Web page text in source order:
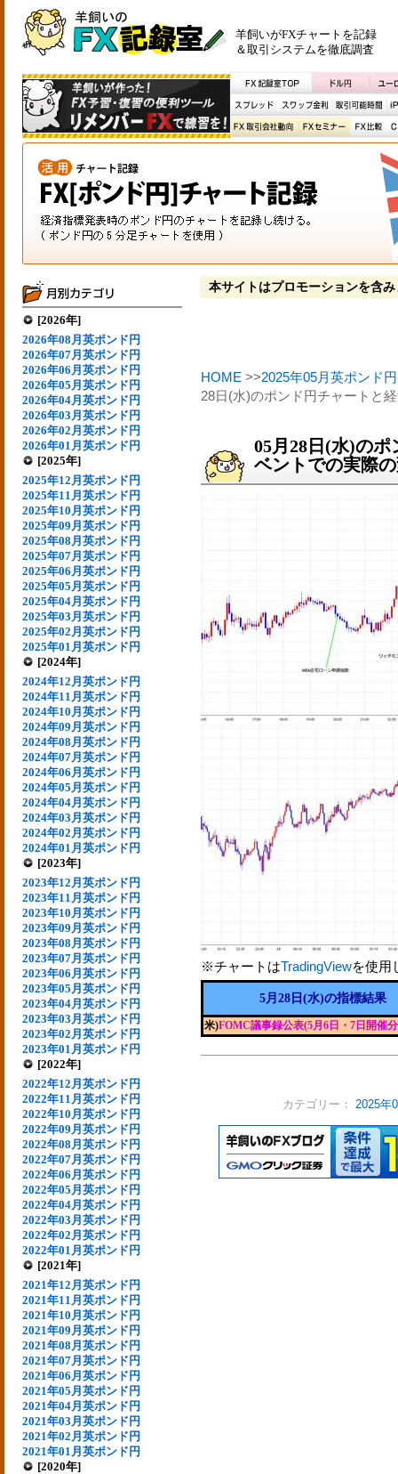
羊飼いがFXチャートを記録
＆取引システムを徹底調査
[2026年]
2026年08月英ポンド円
2026年07月英ポンド円
2026年06月英ポンド円
2026年05月英ポンド円
2026年04月英ポンド円
2026年03月英ポンド円
2026年02月英ポンド円
2026年01月英ポンド円
[2025年]
2025年12月英ポンド円
2025年11月英ポンド円
2025年10月英ポンド円
2025年09月英ポンド円
2025年08月英ポンド円
2025年07月英ポンド円
2025年06月英ポンド円
2025年05月英ポンド円
2025年04月英ポンド円
2025年03月英ポンド円
2025年02月英ポンド円
2025年01月英ポンド円
[2024年]
2024年12月英ポンド円
2024年11月英ポンド円
2024年10月英ポンド円
2024年09月英ポンド円
2024年08月英ポンド円
2024年07月英ポンド円
2024年06月英ポンド円
2024年05月英ポンド円
2024年04月英ポンド円
2024年03月英ポンド円
2024年02月英ポンド円
2024年01月英ポンド円
[2023年]
2023年12月英ポンド円
2023年11月英ポンド円
2023年10月英ポンド円
2023年09月英ポンド円
2023年08月英ポンド円
2023年07月英ポンド円
2023年06月英ポンド円
2023年05月英ポンド円
2023年04月英ポンド円
2023年03月英ポンド円
2023年02月英ポンド円
2023年01月英ポンド円
[2022年]
2022年12月英ポンド円
2022年11月英ポンド円
2022年10月英ポンド円
2022年09月英ポンド円
2022年08月英ポンド円
2022年07月英ポンド円
2022年06月英ポンド円
2022年05月英ポンド円
2022年04月英ポンド円
2022年03月英ポンド円
2022年02月英ポンド円
2022年01月英ポンド円
[2021年]
2021年12月英ポンド円
2021年11月英ポンド円
2021年10月英ポンド円
2021年09月英ポンド円
2021年08月英ポンド円
2021年07月英ポンド円
2021年06月英ポンド円
2021年05月英ポンド円
2021年04月英ポンド円
2021年03月英ポンド円
2021年02月英ポンド円
2021年01月英ポンド円
[2020年]
本サイトはプロモーションを含み
HOME >>2025年05月英ポンド円
28日(水)のポンド円チャートと
05月28日(水)の
ベントでの実際
※チャートはTradingViewを使用
5月28日(水)の指標結果
米)FOMC議事録公表(5月6日・7日開催
カテゴリー： 2025年